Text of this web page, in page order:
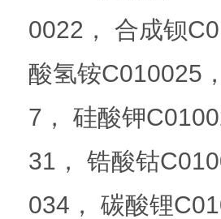
0022， 合成钡
酸氢铵C010025
7， 硅酸钾
31， 锆酸钴
034， 碳酸锂